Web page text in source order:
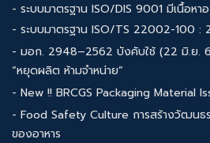
- ระบบมาตรฐาน ISO/DIS 9001 มีเนื้อหาอ
- ระบบมาตรฐาน ISO/TS 22002-100 :
- มอก. 2948–2562 บังคับใช้ (22 มิ.ย.
“หยุดผลิต ห้ามจำหน่าย”
- New !! BRCGS Packaging Material
- Food Safety Culture การสร้างวัฒนธ
ของอาหาร